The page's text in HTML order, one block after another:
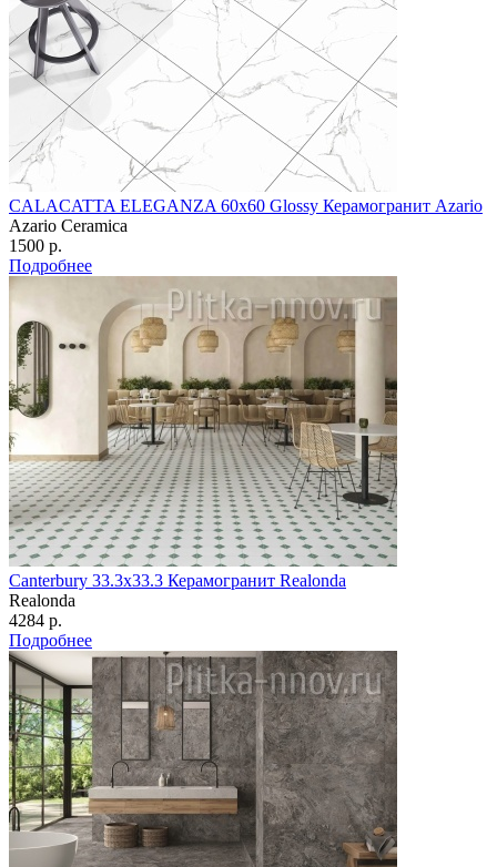
CALACATTA ELEGANZA 60х60 Glossy Керамогранит Azario
Azario Ceramica
1500 р.
Подробнее
Canterbury 33.3х33.3 Керамогранит Realonda
Realonda
4284 р.
Подробнее